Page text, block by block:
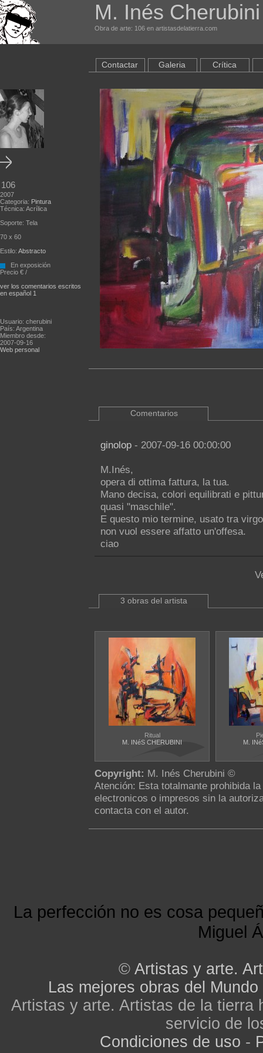
M. Inés Cherubini
Obra de arte: 106 en artistasdelatierra.com
106
2007
Categoria: Pintura
Técnica: Acrílica
Soporte: Tela
70 x 60
Estilo: Abstracto
En exposición
Precio € /
ver los comentarios escritos
en español 1
Usuario: cherubini
País: Argentina
Miembro desde:
2007-09-16
Web personal
Contactar Galeria Crítica
Comentarios
ginolop - 2007-09-16 00:00:00
M.Inés,
opera di ottima fattura, la tua.
Mano decisa, colori equilibrati e
quasi "maschile".
E questo mio termine, usato tra
non vuol essere affatto un'offesa.
ciao
3 obras del artista
Ritual
M. INéS CHERUBINI
M.
Copyright: M. Inés Cherubini ©
Atención: Esta totalmante prohibida
electronicos o impresos sin la
contacta con el autor.
La perfección no es cosa
Miguel
© Artistas y arte.
Las mejores obras del Mundo
Artistas y arte. Artistas de la tierra
servicio de
Condiciones de uso -